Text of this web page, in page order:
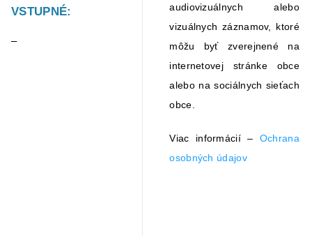
VSTUPNÉ:
–
audiovizuálnych alebo
vizuálnych záznamov, ktoré
môžu byť zverejnené na
internetovej stránke obce
alebo na sociálnych sieťach
obce.
Viac informácií – Ochrana
osobných údajov